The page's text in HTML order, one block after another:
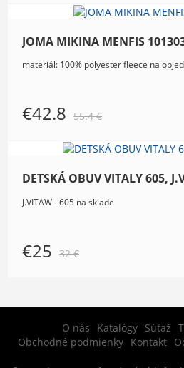
JOMA MIKINA MENFIS
materiál: 100% polyester fleece na
€42.8 55.4 €
DETSKÁ OBUV VITALY 605,
J.VITAW - 605 na sklade
€25 32 €
O nás Katalógy Súťaž
Obchodné podmienky
Kontakt